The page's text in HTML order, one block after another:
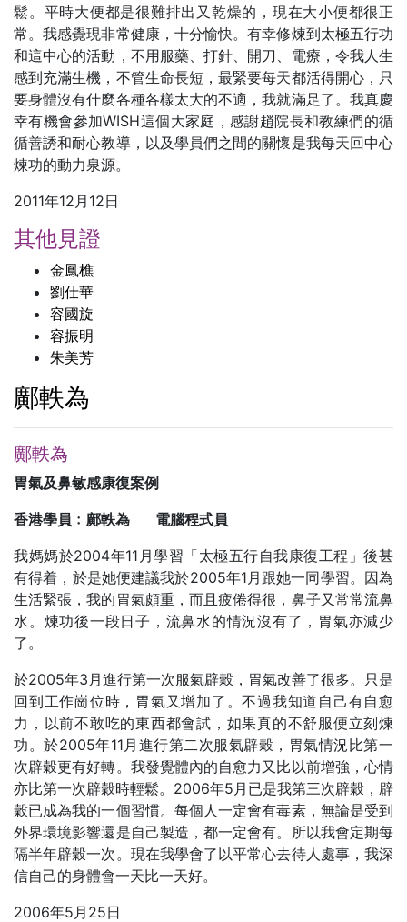
鬆。平時大便都是很難排出又乾燥的，現在大小便都很正
常。我感覺現非常健康，十分愉快。有幸修煉到太極五行功
和這中心的活動，不用服藥、打針、開刀、電療，令我人生
感到充滿生機，不管生命長短，最緊要每天都活得開心，只
要身體沒有什麼各種各樣太大的不適，我就滿足了。我真慶
幸有機會參加WISH這個大家庭，感謝趙院長和教練們的循
循善誘和耐心教導，以及學員們之間的關懷是我每天回中心
煉功的動力泉源。
2011年12月12日
其他見證
金鳳樵
劉仕華
容國旋
容振明
朱美芳
鄺軼為
鄺軼為
胃氣及鼻敏感康復案例
香港學員﹕鄺軼為 電腦程式員
我媽媽於2004年11月學習「太極五行自我康復工程」後甚
有得着，於是她便建議我於2005年1月跟她一同學習。因為
生活緊張，我的胃氣頗重，而且疲倦得很，鼻子又常常流鼻
水。煉功後一段日子，流鼻水的情況沒有了，胃氣亦減少
了。
於2005年3月進行第一次服氣辟穀，胃氣改善了很多。只是
回到工作崗位時，胃氣又增加了。不過我知道自己有自愈
力，以前不敢吃的東西都會試，如果真的不舒服便立刻煉
功。於2005年11月進行第二次服氣辟穀，胃氣情況比第一
次辟穀更有好轉。我發覺體內的自愈力又比以前增強，心情
亦比第一次辟穀時輕鬆。2006年5月已是我第三次辟穀，辟
穀已成為我的一個習慣。每個人一定會有毒素，無論是受到
外界環境影響還是自己製造，都一定會有。所以我會定期每
隔半年辟穀一次。現在我學會了以平常心去待人處事，我深
信自己的身體會一天比一天好。
2006年5月25日